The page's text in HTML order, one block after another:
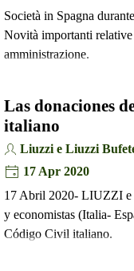
Società in Spagna
Novità importanti
amministrazione.
Las donaciones
italiano
Liuzzi e Liuzzi
17 Apr 2020
17 Abril 2020- LIUZZI e
y economistas (Italia-
Código Civil italiano.